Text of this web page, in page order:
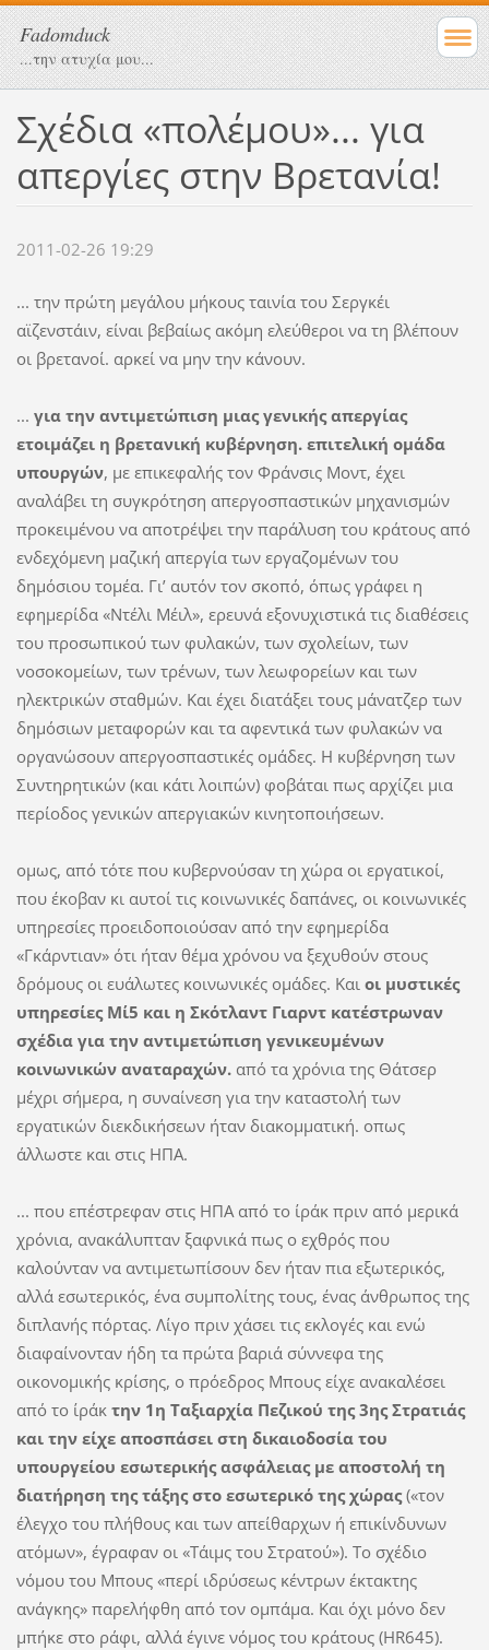
Fadomduck
...την ατυχία μου...
Σχέδια «πολέµου»... για
απεργίες στην Βρετανία!
2011-02-26 19:29
... την πρώτη µεγάλου µήκους ταινία του Σεργκέι
αϊζενστάιν, είναι βεβαίως ακόµη ελεύθεροι να τη βλέπουν
οι βρετανοί. αρκεί να µην την κάνουν.
... για την αντιµετώπιση µιας γενικής απεργίας
ετοιµάζει η βρετανική κυβέρνηση. επιτελική οµάδα
υπουργών, µε επικεφαλής τον Φράνσις Μοντ, έχει
αναλάβει τη συγκρότηση απεργοσπαστικών µηχανισµών
προκειµένου να αποτρέψει την παράλυση του κράτους από
ενδεχόµενη µαζική απεργία των εργαζοµένων του
δηµόσιου τοµέα. Γι’ αυτόν τον σκοπό, όπως γράφει η
εφηµερίδα «Ντέλι Μέιλ», ερευνά εξονυχιστικά τις διαθέσεις
του προσωπικού των φυλακών, των σχολείων, των
νοσοκοµείων, των τρένων, των λεωφορείων και των
ηλεκτρικών σταθµών. Και έχει διατάξει τους µάνατζερ των
δηµόσιων µεταφορών και τα αφεντικά των φυλακών να
οργανώσουν απεργοσπαστικές οµάδες. Η κυβέρνηση των
Συντηρητικών (και κάτι λοιπών) φοβάται πως αρχίζει µια
περίοδος γενικών απεργιακών κινητοποιήσεων.
οµως, από τότε που κυβερνούσαν τη χώρα οι εργατικοί,
που έκοβαν κι αυτοί τις κοινωνικές δαπάνες, οι κοινωνικές
υπηρεσίες προειδοποιούσαν από την εφηµερίδα
«Γκάρντιαν» ότι ήταν θέµα χρόνου να ξεχυθούν στους
δρόµους οι ευάλωτες κοινωνικές οµάδες. Και οι µυστικές
υπηρεσίες Μί5 και η Σκότλαντ Γιαρντ κατέστρωναν
σχέδια για την αντιµετώπιση γενικευµένων
κοινωνικών αναταραχών.από τα χρόνια της Θάτσερ
µέχρι σήµερα, η συναίνεση για την καταστολή των
εργατικών διεκδικήσεων ήταν διακοµµατική. οπως
άλλωστε και στις ΗΠΑ.
... που επέστρεφαν στις ΗΠΑ από το ίράκ πριν από µερικά
χρόνια, ανακάλυπταν ξαφνικά πως ο εχθρός που
καλούνταν να αντιµετωπίσουν δεν ήταν πια εξωτερικός,
αλλά εσωτερικός, ένα συµπολίτης τους, ένας άνθρωπος της
διπλανής πόρτας. Λίγο πριν χάσει τις εκλογές και ενώ
διαφαίνονταν ήδη τα πρώτα βαριά σύννεφα της
οικονοµικής κρίσης, ο πρόεδρος Μπους είχε ανακαλέσει
από το ίράκ την 1η Ταξιαρχία Πεζικού της 3ης Στρατιάς
και την είχε αποσπάσει στη δικαιοδοσία του
υπουργείου εσωτερικής ασφάλειας µε αποστολή τη
διατήρηση της τάξης στο εσωτερικό της χώρας(«τον
έλεγχο του πλήθους και των απείθαρχων ή επικίνδυνων
ατόµων», έγραφαν οι «Τάιµς του Στρατού»). Το σχέδιο
νόµου του Μπους «περί ιδρύσεως κέντρων έκτακτης
ανάγκης» παρελήφθη από τον οµπάµα. Και όχι µόνο δεν
µπήκε στο ράφι, αλλά έγινε νόµος του κράτους (HR645).